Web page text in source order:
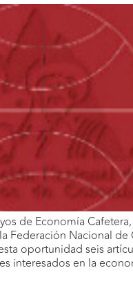
de Economía Cafetera,
Federación Nacional de
oportunidad seis
interesados en la